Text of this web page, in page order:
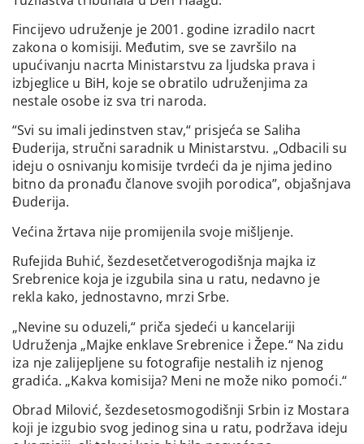
Fincijevo udruženje je 2001. godine izradilo nacrt
zakona o komisiji. Međutim, sve se završilo na
upućivanju nacrta Ministarstvu za ljudska prava i
izbjeglice u BiH, koje se obratilo udruženjima za
nestale osobe iz sva tri naroda.
“Svi su imali jedinstven stav,“ prisjeća se Saliha
Đuderija, stručni saradnik u Ministarstvu. „Odbacili su
ideju o osnivanju komisije tvrdeći da je njima jedino
bitno da pronađu članove svojih porodica”, objašnjava
Đuderija.
Većina žrtava nije promijenila svoje mišljenje.
Rufejida Buhić, šezdesetčetverogodišnja majka iz
Srebrenice koja je izgubila sina u ratu, nedavno je
rekla kako, jednostavno, mrzi Srbe.
„Nevine su oduzeli,“ priča sjedeći u kancelariji
Udruženja „Majke enklave Srebrenice i Žepe.“ Na zidu
iza nje zalijepljene su fotografije nestalih iz njenog
gradića. „Kakva komisija? Meni ne može niko pomoći.“
Obrad Milović, šezdesetosmogodišnji Srbin iz Mostara
koji je izgubio svog jedinog sina u ratu, podržava ideju